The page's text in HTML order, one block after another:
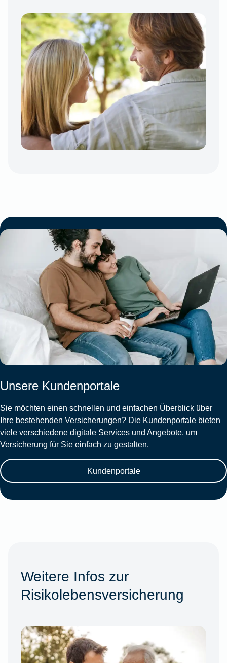
Unsere Kundenportale
Sie möchten einen schnellen und einfachen Überblick über
Ihre bestehenden Versicherungen? Die Kundenportale bieten
viele verschiedene digitale Services und Angebote, um
Versicherung für Sie einfach zu gestalten.
Kundenportale
Weitere Infos zur
Risikolebensversicherung